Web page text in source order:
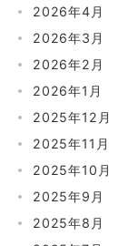
2026年4月
2026年3月
2026年2月
2026年1月
2025年12月
2025年11月
2025年10月
2025年9月
2025年8月